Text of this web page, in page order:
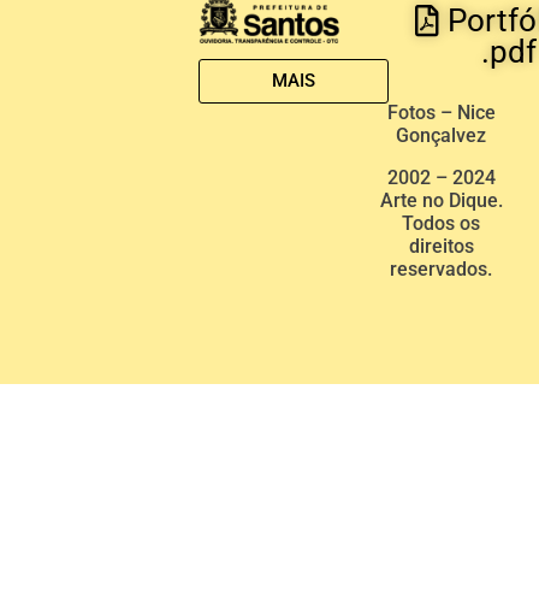
MAIS
.pdf
Fotos – Nice
Gonçalvez
2002 – 2024
Arte no Dique.
Todos os
direitos
reservados.